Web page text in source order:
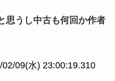
思うし中古も何回か作者
02/09(水) 23:00:19.310